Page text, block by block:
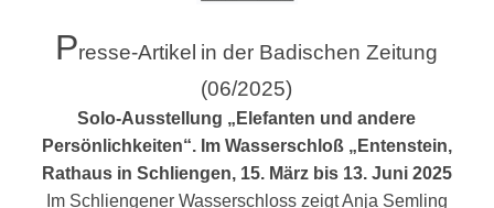
Presse-Artikel in der Badischen Zeitung
(06/2025)
Solo-Ausstellung „ Elefanten und andere
Persönlichkeiten“. Im Wasserschloß „Entenstein,
Rathaus in Schliengen, 15. März bis 13. Juni 2025
Im Schliengener Wasserschloss zeigt Anja Semling